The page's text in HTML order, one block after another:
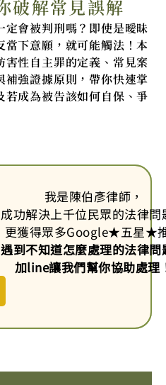
破解常見誤解
會被判刑嗎？即使是曖昧
下意願，就可能觸法！本
性自主罪的定義、常見案
強證據原則，帶你快速掌
成為被告該如何自保、爭
我是陳伯彥律師，
成功解決上千位民眾的法律問
更獲得眾多Google★五星★
遇到不知道怎麼處理的法律問
加line讓我們幫你協助處理